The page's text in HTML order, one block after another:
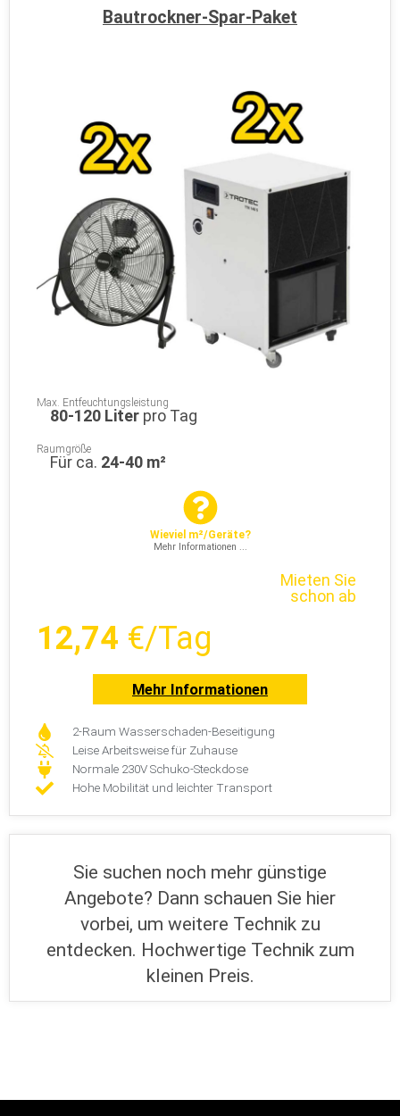
Bautrockner-Spar-Paket
Max. Entfeuchtungsleistung
80-120 Liter pro Tag
Raumgröße
Für ca. 24-40 m²
Wieviel m²/Geräte?
Mehr Informationen ...
Mieten Sie
schon ab
12,74 €/Tag
Mehr Informationen
2-Raum Wasserschaden-Beseitigung
Leise Arbeitsweise für Zuhause
Normale 230V Schuko-Steckdose
Hohe Mobilität und leichter Transport
Sie suchen noch mehr günstige
Angebote? Dann schauen Sie hier
vorbei, um weitere Technik zu
entdecken. Hochwertige Technik zum
kleinen Preis.